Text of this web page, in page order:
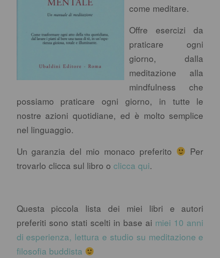
come meditare.
Offre esercizi da
praticare ogni
giorno, dalla
meditazione alla
mindfulness che
possiamo praticare ogni giorno, in tutte le
nostre azioni quotidiane, ed è molto semplice
nel linguaggio.
Un garanzia del mio monaco preferito
Per
trovarlo clicca sul libro o clicca qui.
Questa piccola lista dei miei libri e autori
preferiti sono stati scelti in base ai miei 10 anni
di esperienza, lettura e studio su meditazione e
filosofia buddista